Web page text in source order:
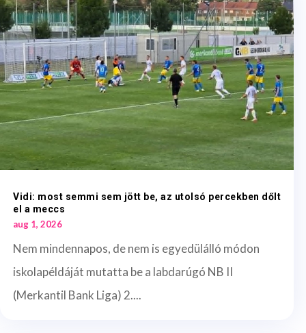
Vidi: most semmi sem jött be, az utolsó percekben dőlt
el a meccs
aug 1, 2026
Nem mindennapos, de nem is egyedülálló módon
iskolapéldáját mutatta be a labdarúgó NB II
(Merkantil Bank Liga) 2....